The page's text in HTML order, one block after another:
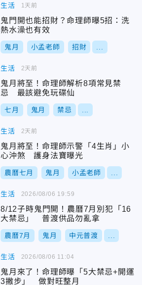
生活
鬼門開也能招財？命理師曝5招：洗
熱水澡也有效
鬼月 小孟老師 招財
1天前
生活
鬼月將至！命理師解析8項常見禁
忌 最該避免玩碟仙
七月 鬼月 禁忌
2天前
生活
鬼月將至！命理師示警「4生肖」小
心沖煞 護身法寶曝光
農曆七月 鬼月 小孟老師
2天前
生活
8/12子時鬼門開！農曆7月別犯「16
大禁忌」 普渡供品勿亂拿
農曆7月 鬼月 中元普渡
2026/08/06 19:59
生活
鬼月來了！命理師曝「5大禁忌+開運
3撇步」 做對旺整月
2026/08/06 11:04